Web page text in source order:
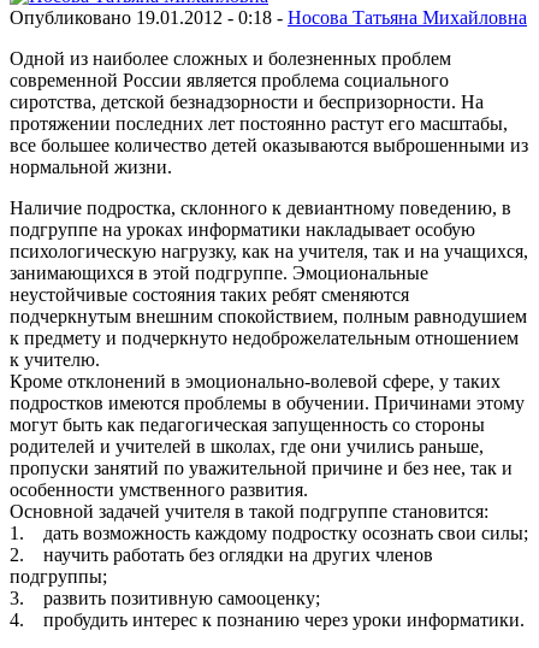
Опубликовано 19.01.2012 - 0:18 - Носова Татьяна Михайловна
Одной из наиболее сложных и болезненных проблем
современной России является проблема социального
сиротства, детской безнадзорности и беспризорности. На
протяжении последних лет постоянно растут его масштабы,
все большее количество детей оказываются выброшенными из
нормальной жизни.
Наличие подростка, склонного к девиантному поведению, в
подгруппе на уроках информатики накладывает особую
психологическую нагрузку, как на учителя, так и на учащихся,
занимающихся в этой подгруппе. Эмоциональные
неустойчивые состояния таких ребят сменяются
подчеркнутым внешним спокойствием, полным равнодушием
к предмету и подчеркнуто недоброжелательным отношением
к учителю.
Кроме отклонений в эмоционально-волевой сфере, у таких
подростков имеются проблемы в обучении. Причинами этому
могут быть как педагогическая запущенность со стороны
родителей и учителей в школах, где они учились раньше,
пропуски занятий по уважительной причине и без нее, так и
особенности умственного развития.
Основной задачей учителя в такой подгруппе становится:
1. дать возможность каждому подростку осознать свои силы;
2. научить работать без оглядки на других членов
подгруппы;
3. развить позитивную самооценку;
4. пробудить интерес к познанию через уроки информатики.